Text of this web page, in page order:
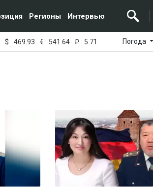
Регионы Интервью
$ 469.93 € 541.64 ₽ 5.71 Погода